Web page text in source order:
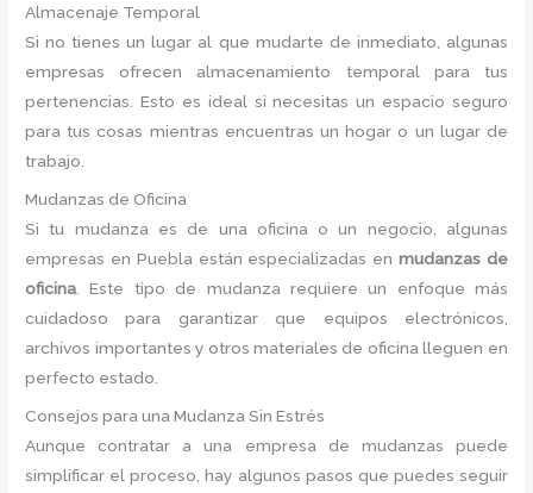
Almacenaje Temporal
Si no tienes un lugar al que mudarte de inmediato, algunas
empresas ofrecen almacenamiento temporal para tus
pertenencias. Esto es ideal si necesitas un espacio seguro
para tus cosas mientras encuentras un hogar o un lugar de
trabajo.
Mudanzas de Oficina
Si tu mudanza es de una oficina o un negocio, algunas
empresas en Puebla están especializadas enmudanzas de
oficina . Este tipo de mudanza requiere un enfoque más
cuidadoso para garantizar que equipos electrónicos,
archivos importantes y otros materiales de oficina lleguen en
perfecto estado.
Consejos para una Mudanza Sin Estrés
Aunque contratar a una empresa de mudanzas puede
simplificar el proceso, hay algunos pasos que puedes seguir